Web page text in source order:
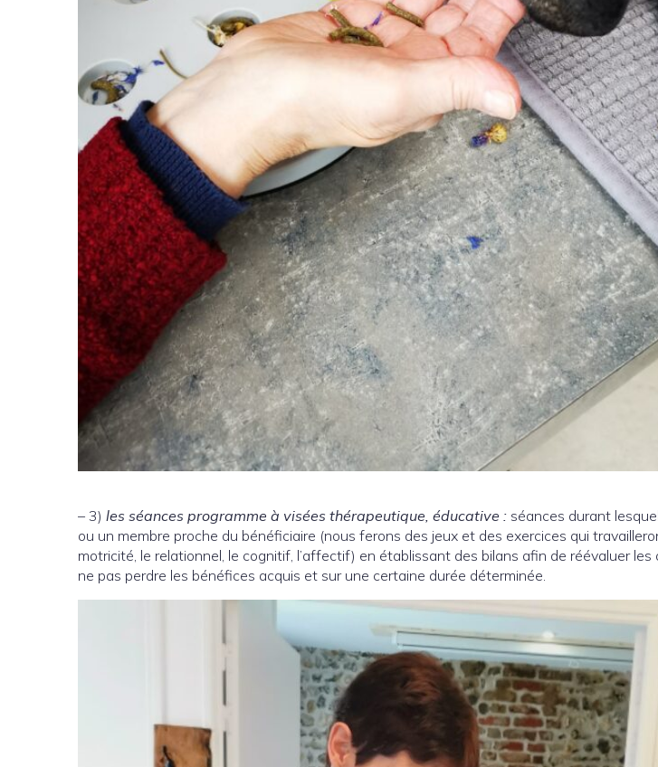
– 3) les séances programme à visées thérapeutique, éducative : séances durant
ou un membre proche du bénéficiaire (nous ferons des jeux et des exercices qui
motricité, le relationnel, le cognitif, l’affectif) en établissant des bilans afin de réévaluer
ne pas perdre les bénéfices acquis et sur une certaine durée déterminée.